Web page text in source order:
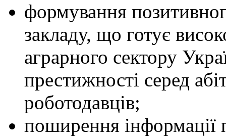
формування
закладу, що готує
аграрного сектору
престижності серед
роботодавців;
поширення інформації